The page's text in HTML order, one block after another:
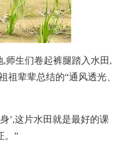
师生们卷起裤腿踏入水田,
辈辈总结的“通风透光、
’,这片水田就是最好的课
。”